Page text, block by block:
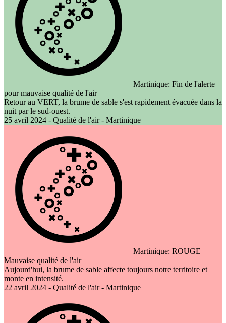
Martinique: Fin de l'alerte
pour mauvaise qualité de l'air
Retour au VERT, la brume de sable s'est rapidement évacuée dans la
nuit par le sud-ouest.
25 avril 2024 - Qualité de l'air - Martinique
Martinique: ROUGE
Mauvaise qualité de l'air
Aujourd'hui, la brume de sable affecte toujours notre territoire et
monte en intensité.
22 avril 2024 - Qualité de l'air - Martinique